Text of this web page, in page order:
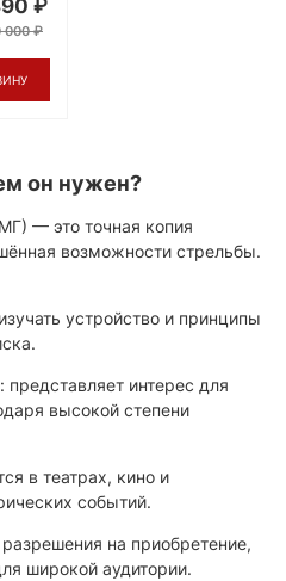
000
он нужен?
— это точная копия
возможности стрельбы.
устройство и принципы
: представляет интерес для
высокой степени
в театрах, кино и
событий.
на приобретение,
широкой аудитории.